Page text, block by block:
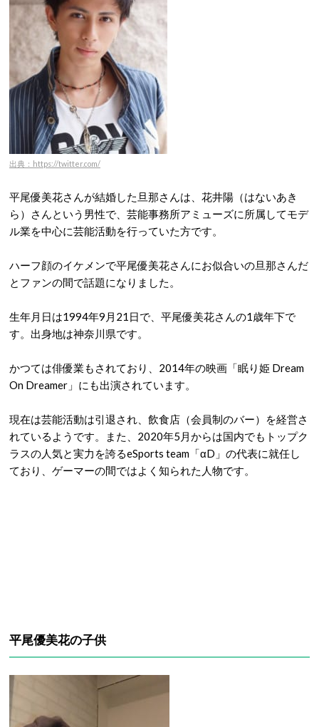
出典：https://twitter.com/
平尾優美花さんが結婚した旦那さんは、花井陽（はないあき
ら）さんという男性で、芸能事務所アミューズに所属してモデ
ル業を中心に芸能活動を行っていた方です。
ハーフ顔のイケメンで平尾優美花さんにお似合いの旦那さんだ
とファンの間で話題になりました。
生年月日は1994年9月21日で、平尾優美花さんの1歳年下で
す。出身地は神奈川県です。
かつては俳優業もされており、2014年の映画「眠り姫 Dream
On Dreamer」にも出演されています。
現在は芸能活動は引退され、飲食店（会員制のバー）を経営さ
れているようです。また、2020年5月からは国内でもトップク
ラスの人気と実力を誇るeSports team「αD」の代表に就任し
ており、ゲーマーの間ではよく知られた人物です。
平尾優美花の子供